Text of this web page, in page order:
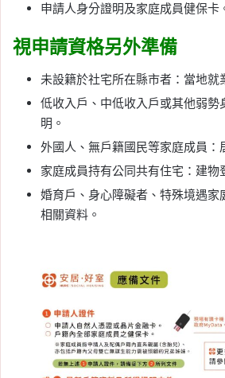
申請人身分證明及家庭成員健保卡
視申請資格另外準備
未設籍於社宅所在縣市者：當地就
低收入戶、中低收入戶或其他弱勢
明。
外國人、無戶籍國民等家庭成員：
家庭成員持有公同共有住宅：建物
婚育戶、身心障礙者、特殊境遇家
相關資料。